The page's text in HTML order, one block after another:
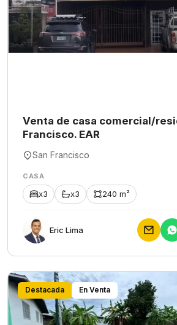
Venta de casa comercial/
Francisco. EAR
San Francisco
CASA
x3 x3 240 m²
Eric Lima
Destacada En Venta